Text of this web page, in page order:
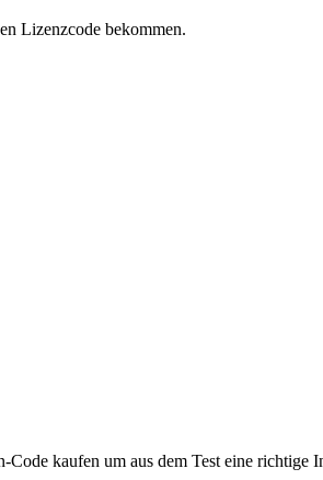
Lizenzcode bekommen.
Code kaufen um aus dem Test eine richtige